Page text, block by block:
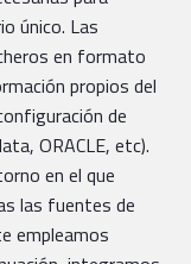
único. Las
en formato
propios del
de
ORACLE, etc).
en el que
las fuentes de
empleamos